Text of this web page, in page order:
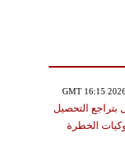
بتراجع التحصيل
الخطرة